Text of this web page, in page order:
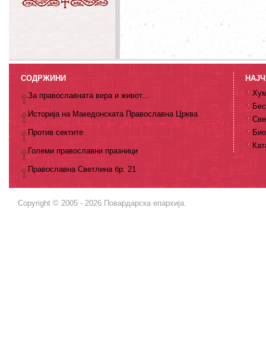
СОДРЖИНИ
За православната вера и живот...
Историја на Македонската Православна Црква
Против сектите
Големи православни празници
Православна Светлина бр. 21
Copyright © 2005 - 2026 Повардарска епархија.